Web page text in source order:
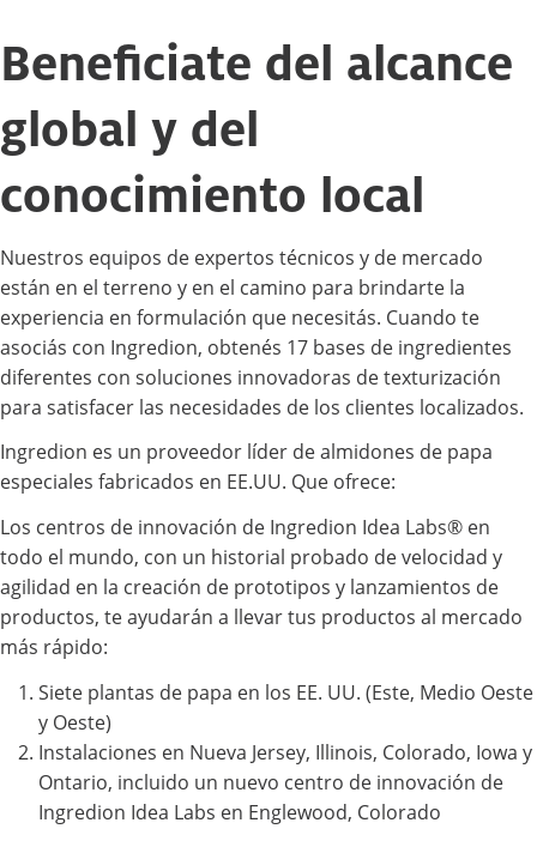
Beneficiate del alcance
global y del
conocimiento local
Nuestros equipos de expertos técnicos y de mercado
están en el terreno y en el camino para brindarte la
experiencia en formulación que necesitás. Cuando te
asociás con Ingredion, obtenés 17 bases de ingredientes
diferentes con soluciones innovadoras de texturización
para satisfacer las necesidades de los clientes localizados.
Ingredion es un proveedor líder de almidones de papa
especiales fabricados en EE.UU. Que ofrece:
Los centros de innovación de Ingredion Idea Labs® en
todo el mundo, con un historial probado de velocidad y
agilidad en la creación de prototipos y lanzamientos de
productos, te ayudarán a llevar tus productos al mercado
más rápido:
Siete plantas de papa en los EE. UU. (Este, Medio Oeste
y Oeste)
Instalaciones en Nueva Jersey, Illinois, Colorado, Iowa y
Ontario, incluido un nuevo centro de innovación de
Ingredion Idea Labs en Englewood, Colorado